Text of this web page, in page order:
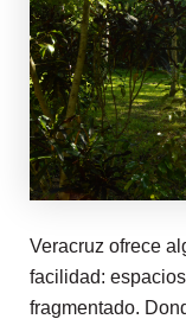
Veracruz ofrece
facilidad:
fragmentado.